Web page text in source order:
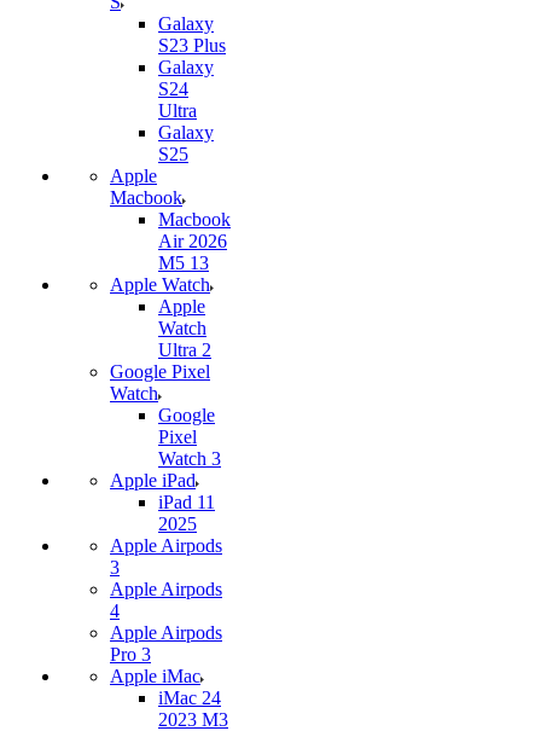
Galaxy
S23 Plus
Galaxy
S24
Ultra
Galaxy
S25
Apple
Macbook
Macbook
Air 2026
M5 13
Apple Watch
Apple
Watch
Ultra 2
Google Pixel
Watch
Google
Pixel
Watch 3
Apple iPad
iPad 11
2025
Apple Airpods
3
Apple Airpods
4
Apple Airpods
Pro 3
Apple iMac
iMac 24
2023 M3